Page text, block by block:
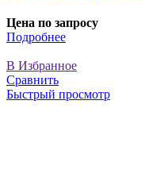
Цена по запросу
Подробнее
В Избранное
Сравнить
Быстрый просмотр